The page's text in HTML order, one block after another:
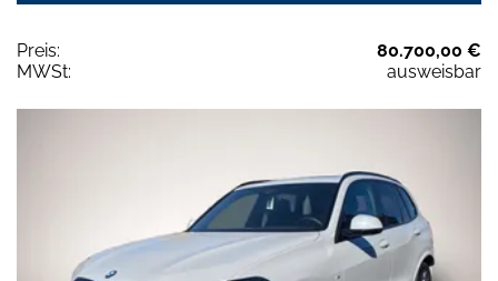
Preis:
80.700,00 €
MWSt:
ausweisbar